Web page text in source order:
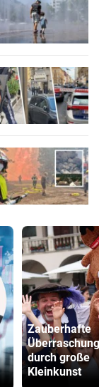
Zauberhafte
durch große
Kleinkunst